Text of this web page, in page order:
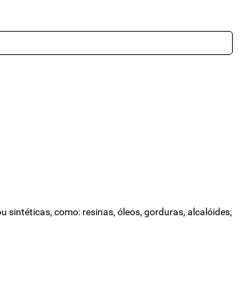
como: resinas, óleos, gorduras, alcalóides,